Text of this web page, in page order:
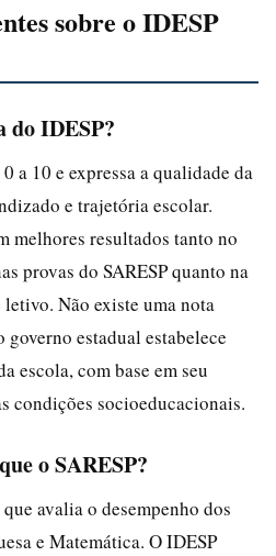
sobre o IDESP
do IDESP?
a 10 e expressa a qualidade da
e trajetória escolar.
melhores resultados tanto no
provas do SARESP quanto na
Não existe uma nota
estadual estabelece
escola, com base em seu
condições socioeducacionais.
o SARESP?
avalia o desempenho dos
e Matemática. O IDESP